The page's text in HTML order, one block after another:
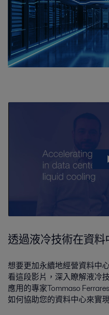
透過液冷技術在資
想要更加永續地經營資料中
看這段影片，深入瞭解液冷
應用的專家Tommaso
如何協助您的資料中心來實